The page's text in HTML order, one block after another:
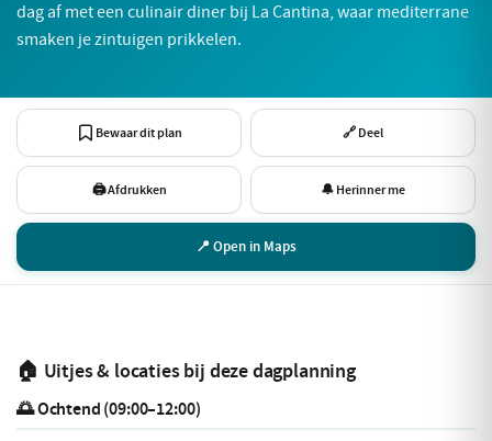
dag af met een culinair diner bij La Cantina, waar mediterrane
smaken je zintuigen prikkelen.
📍 Open in Maps
Bewaar dit plan 🔗 Deel
🖨 Afdrukken 🔔 Herinner me
🏠 Uitjes & locaties bij deze dagplanning
🌅 Ochtend (09:00–12:00)